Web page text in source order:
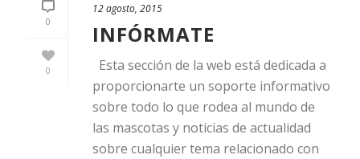
0
0
12 agosto, 2015
INFÓRMATE
Esta sección de la web está dedicada a
proporcionarte un soporte informativo
sobre todo lo que rodea al mundo de
las mascotas y noticias de actualidad
sobre cualquier tema relacionado con